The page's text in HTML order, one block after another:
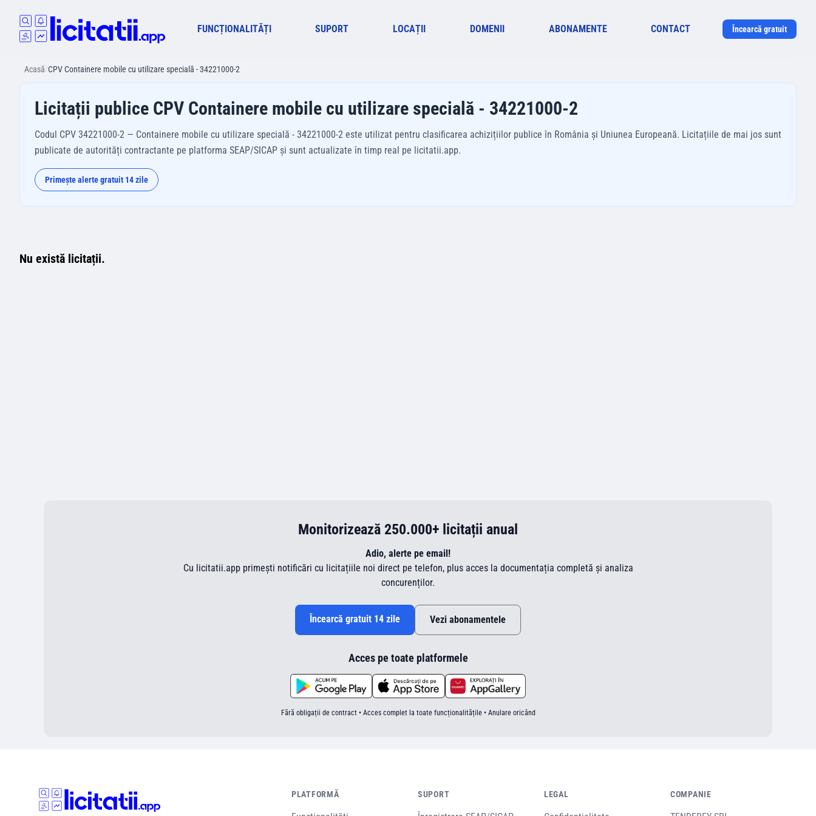
FUNCȚIONALITĂȚI SUPORT LOCAȚII DOMENII ABONAMENTE CONTACT Încearcă gratuit
Acasă/CPV Containere mobile cu utilizare specială - 34221000-2
Licitații publice CPV Containere mobile cu utilizare specială - 34221000-2
Codul CPV 34221000-2 — Containere mobile cu utilizare specială - 34221000-2 este utilizat pentru clasificarea achizițiilor publice în România și Uniunea Europeană. Licitațiile de mai jos sunt
publicate de autorități contractante pe platforma SEAP/SICAP și sunt actualizate în timp real pe licitatii.app.
Primește alerte gratuit 14 zile
Nu există licitații.
Monitorizează 250.000+ licitații anual
Adio, alerte pe email!
Cu licitatii.app primești notificări cu licitațiile noi direct pe telefon, plus acces la documentația completă și analiza
concurenților.
Încearcă gratuit 14 zile Vezi abonamentele
Acces pe toate platformele
Fără obligații de contract • Acces complet la toate funcționalitățile • Anulare oricând
PLATFORMĂ SUPORT LEGAL COMPANIE